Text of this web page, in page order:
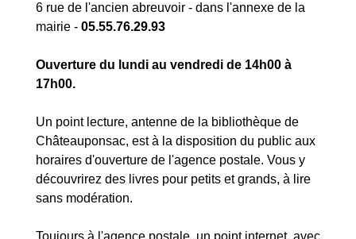
6 rue de l'ancien abreuvoir - dans l'annexe de la
mairie - 05.55.76.29.93
Ouverture du lundi au vendredi de 14h00 à
17h00.
Un point lecture, antenne de la bibliothèque de
Châteauponsac, est à la disposition du public aux
horaires d'ouverture de l'agence postale. Vous y
découvrirez des livres pour petits et grands, à lire
sans modération.
Toujours à l'agence postale, un point internet, avec